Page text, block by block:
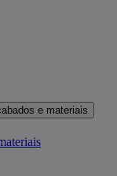
e materiais